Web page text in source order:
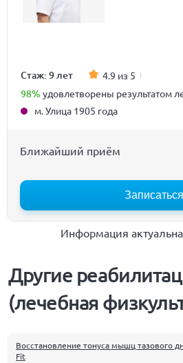
Стаж: 9 лет 4.9 из 5
98% удовлетворены результатом
м. Улица 1905 года
Ближайший приём
Записаться
Информация
Другие
(лечебная
Восстановление тонуса мышц тазового
Fit